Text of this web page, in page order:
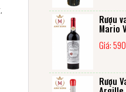
Rượu
Mario
Giá:
Rượu